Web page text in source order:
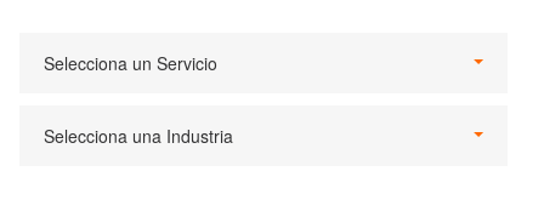
Selecciona un Servicio
Selecciona una Industria